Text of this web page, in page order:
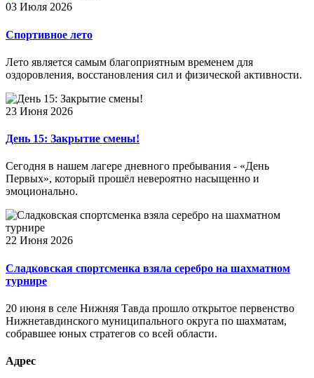
03 Июля 2026
Спортивное лето
Лето является самым благоприятным временем для
оздоровления, восстановления сил и физической активности.
23 Июня 2026
День 15: Закрытие смены!
Сегодня в нашем лагере дневного пребывания - «День
Первых», который прошёл невероятно насыщенно и
эмоционально.
22 Июня 2026
Сладковская спортсменка взяла серебро на шахматном
турнире
20 июня в селе Нижняя Тавда прошло открытое первенство
Нижнетавдинского муниципального округа по шахматам,
собравшее юных стратегов со всей области.
Адрес